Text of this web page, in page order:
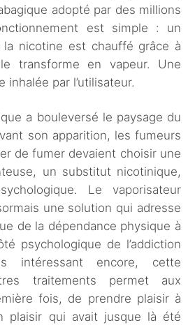
adopté par des millions
est simple : un
nicotine est chauffé grâce à
transforme en vapeur. Une
par l’utilisateur.
a bouleversé le paysage du
son apparition, les fumeurs
de fumer devaient choisir une
un substitut nicotinique,
Le vaporisateur
une solution qui adresse
de la dépendance physique à
psychologique de l’addiction
intéressant encore, cette
traitements permet aux
fois, de prendre plaisir à
plaisir qui avait jusque là été